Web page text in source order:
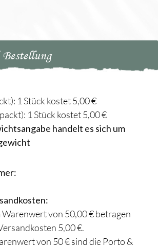
1 Stück kostet 5,00 €
1 Stück kostet 5,00 €
handelt es sich um
Warenwert von 50,00 € betragen
5,00 €.
von 50 € sind die Porto &